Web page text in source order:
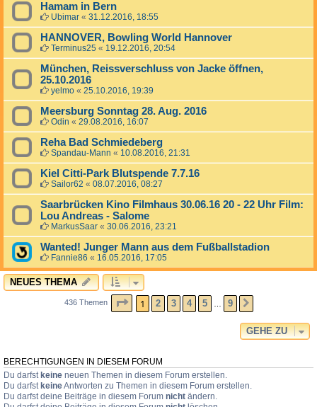
Hamam in Bern
Ubimar « 31.12.2016, 18:55
HANNOVER, Bowling World Hannover
Terminus25 « 19.12.2016, 20:54
München, Reissverschluss von Jacke öffnen,
25.10.2016
yelmo « 25.10.2016, 19:39
Meersburg Sonntag 28. Aug. 2016
Odin « 29.08.2016, 16:07
Reha Bad Schmiedeberg
Spandau-Mann « 10.08.2016, 21:31
Kiel Citti-Park Blutspende 7.7.16
Sailor62 « 08.07.2016, 08:27
Saarbrücken Kino Filmhaus 30.06.16 20 - 22 Uhr Film:
Lou Andreas - Salome
MarkusSaar « 30.06.2016, 23:21
Wanted! Junger Mann aus dem Fußballstadion
Fannie86 « 16.05.2016, 17:05
NEUES THEMA
436 Themen SEITE1 VON9
1 2 3 4 5 9
GEHE ZU
BERECHTIGUNGEN IN DIESEM FORUM
Du darfst keine neuen Themen in diesem Forum erstellen.
Du darfst keineAntworten zu Themen in diesem Forum erstellen.
Du darfst deine Beiträge in diesem Forum nicht ändern.